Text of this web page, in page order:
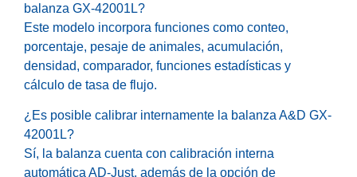
balanza GX-42001L?
Este modelo incorpora funciones como conteo,
porcentaje, pesaje de animales, acumulación,
densidad, comparador, funciones estadísticas y
cálculo de tasa de flujo.
¿Es posible calibrar internamente la balanza A&D GX-
42001L?
Sí, la balanza cuenta con calibración interna
automática AD-Just, además de la opción de